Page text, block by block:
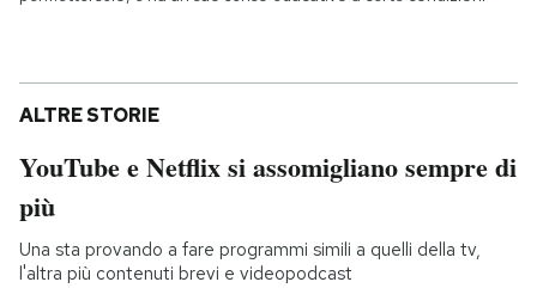
ALTRE STORIE
YouTube e Netflix si assomigliano sempre di
più
Una sta provando a fare programmi simili a quelli della tv,
l'altra più contenuti brevi e videopodcast